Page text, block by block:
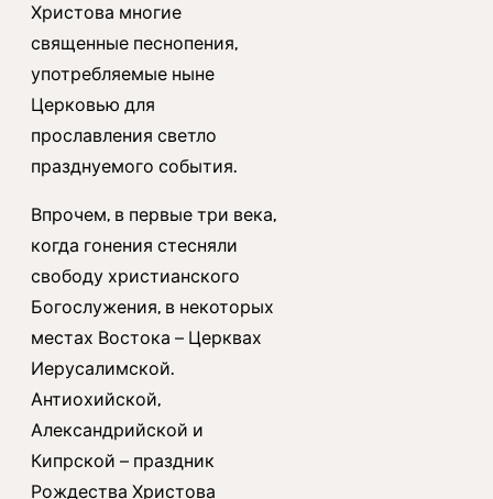
Христова многие
священные песнопения,
употребляемые ныне
Церковью для
прославления светло
празднуемого события.
Впрочем, в первые три века,
когда гонения стесняли
свободу христианского
Богослужения, в некоторых
местах Востока – Церквах
Иерусалимской.
Антиохийской,
Александрийской и
Кипрской – праздник
Рождества Христова